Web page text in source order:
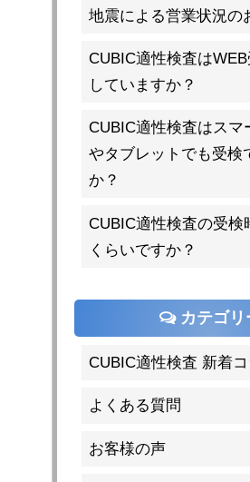
地震による営業状況の
CUBIC適性検査は
していますか？
CUBIC適性検査はスマ
やタブレットでも受検
か？
CUBIC適性検査の受検
くらいですか？
カテゴリ
CUBIC適性検査 新着
よくある質問
お客様の声